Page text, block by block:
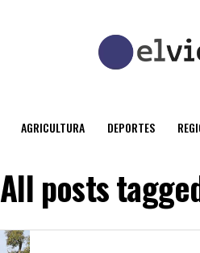
AGRICULTURA DEPORTES
All posts